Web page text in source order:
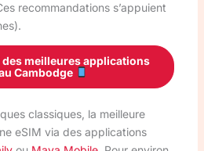
recommandations s’appuient
meilleures applications
Cambodge
classiques, la meilleure
eSIM via des applications